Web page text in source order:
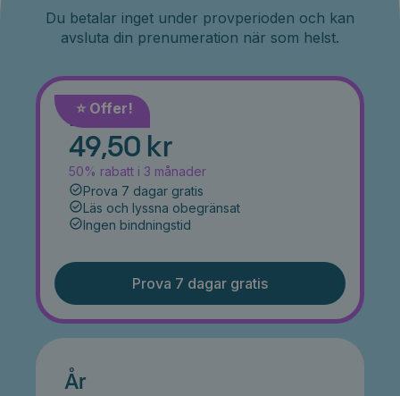
Du betalar inget under provperioden och kan
avsluta din prenumeration när som helst.
⭐️ Offer!
Månad
49,50 kr
50% rabatt i 3 månader
Prova 7 dagar gratis
Läs och lyssna obegränsat
Ingen bindningstid
Prova 7 dagar gratis
År